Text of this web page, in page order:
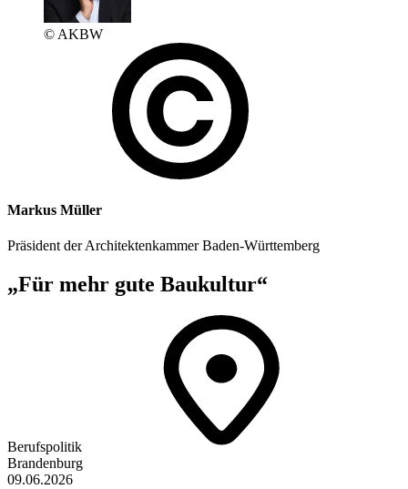
© AKBW
Markus Müller
Präsident der Architektenkammer Baden-Württemberg
„Für mehr gute Baukultur“
Berufspolitik
Brandenburg
09.06.2026